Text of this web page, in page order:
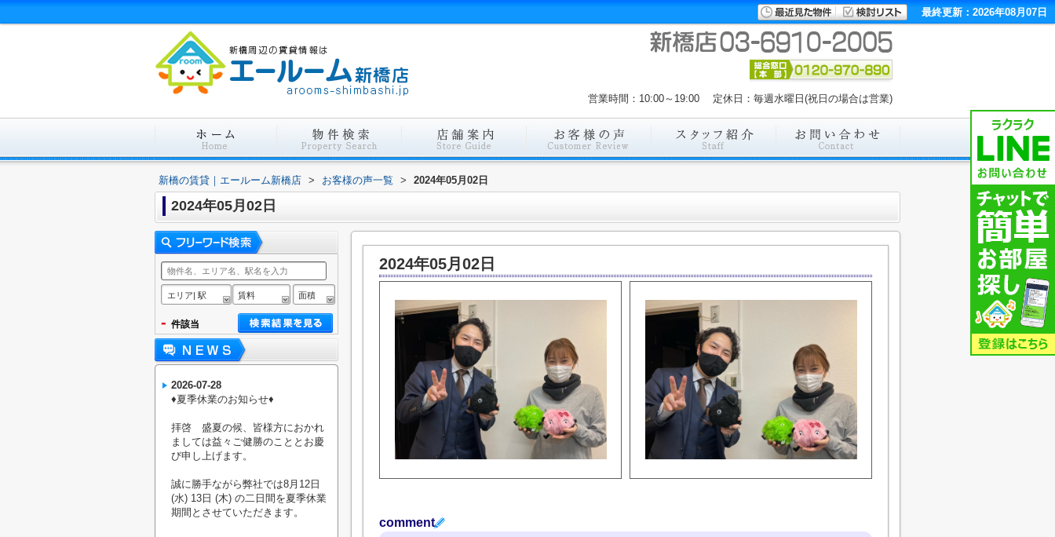
最終更新：2026年08月07日
営業時間：10:00～19:00 定休日：毎週水曜日(祝日の場合は営業)
新橋の賃貸｜エールーム新橋店 > お客様の声一覧 > 2024年05月02日
2024年05月02日
2024年05月02日
comment
エリア| 駅 賃料 面積
- 件該当
2026-07-28
♦︎夏季休業のお知らせ♦︎
拝啓 盛夏の候、皆様方におかれ
ましては益々ご健勝のこととお慶
び申し上げます。
誠に勝手ながら弊社では8月12日
(水) 13日 (木) の二日間を夏季休業
期間とさせていただきます。